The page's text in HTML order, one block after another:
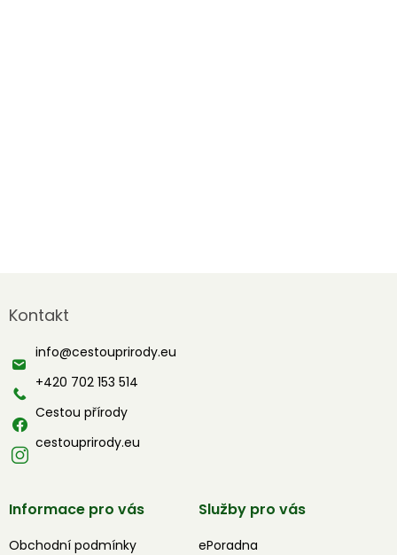
p
t
Kontakt
info@cestouprirody.eu
+420 702 153 514
Cestou přírody
cestouprirody.eu
Informace pro vás
Obchodní podmínky
Služby pro vás
ePoradna